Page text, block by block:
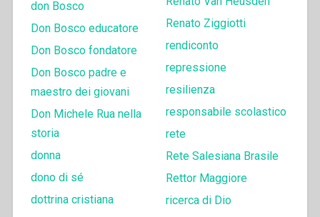
don Bosco
Don Bosco educatore
Don Bosco fondatore
Don Bosco padre e
maestro dei giovani
Don Michele Rua nella
storia
donna
dono di sé
dottrina cristiana
Renato Ziggiotti
rendiconto
repressione
resilienza
responsabile scolastico
rete
Rete Salesiana Brasile
Rettor Maggiore
ricerca di Dio